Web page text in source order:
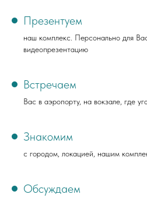
Презентуем
наш комплекс. Персонально для
видеопрезентацию
Встречаем
Вас в аэропорту, на вокзале, где
Знакомим
с городом, локацией, нашим
Обсуждаем